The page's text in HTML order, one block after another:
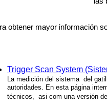
obtener mayor información
Trigger Scan System (
La medición del sistema del
autoridades. En esta página
técnicos, asi com una versión